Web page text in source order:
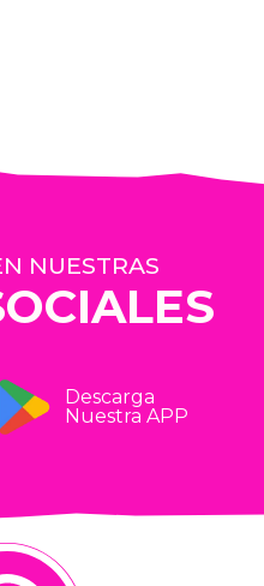
NUESTRAS
Descarga
Nuestra APP